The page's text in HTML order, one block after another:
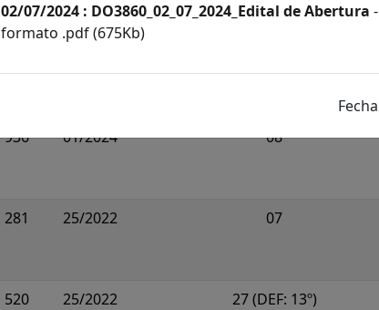
02/07/2024 : DO3860_02_07_2024_Edital de Abertura -
formato .pdf (675Kb)
147 06/2016
936 01/2024 08
281 25/2022 07
520 25/2022 27 (DEF: 13º)